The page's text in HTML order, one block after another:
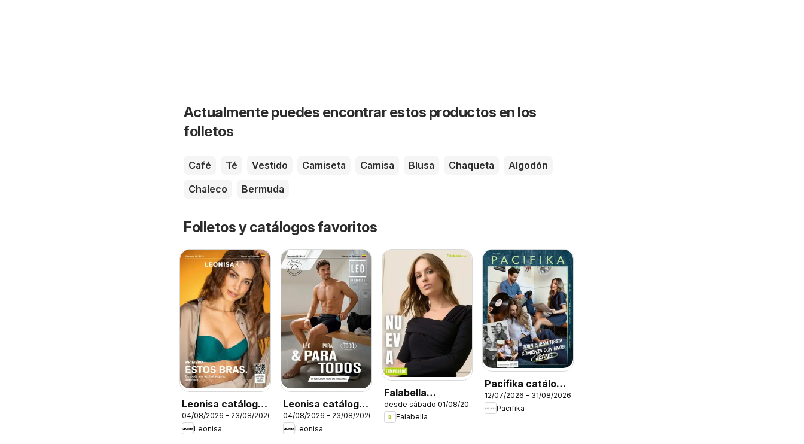
Actualmente puedes encontrar estos productos en los
folletos
Café Té Vestido Camiseta Camisa Blusa Chaqueta
Algodón
Chaleco
Bermuda
Folletos y catálogos favoritos
Leonisa catálogo
campaña 12 70
anos
04/08/2026 - 23/08/2026
Leonisa
Leonisa catálogo
Campaña 12
04/08/2026 - 23/08/2026
Leonisa
Falabella
catálogo
desde sábado 01/08/2026
Falabella
Pacifika catálogo
C12/2026
12/07/2026 - 31/08/2026
Pacifika